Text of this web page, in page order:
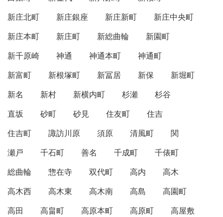
新庄北町
新庄銀座 新庄新町
新庄中央町
新庄本町
新庄町 新総曲輪
新園町
新千原崎
神通 神通本町
神通町
新富町
新根塚町 新冨居 新保
新堀町
新名
新村 新横内町 杉瀬
杉谷
直坂
砂町 砂見 住友町
住吉
住吉町
諏訪川原 須原 清風町
関
瀬戸
千石町 善名 千成町
千俵町
総曲輪
惣在寺 双代町 高内
高木
高木西
高木東 高木南 高島
高園町
高田
高畠町 高原本町 高原町
高屋敷